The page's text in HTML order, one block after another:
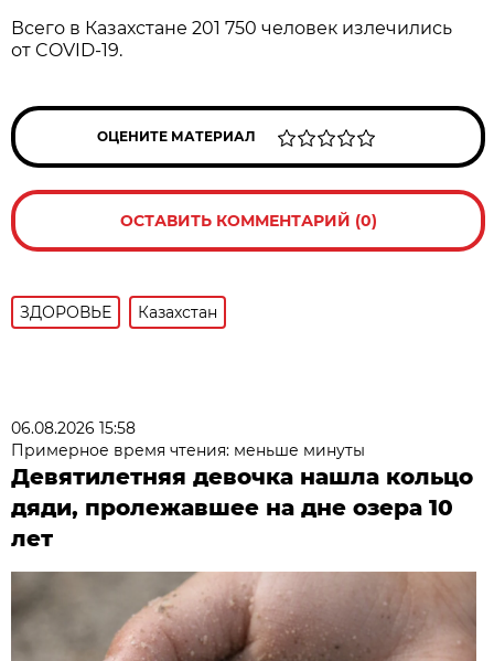
Всего в Казахстане 201 750 человек излечились
от COVID-19.
ОЦЕНИТЕ МАТЕРИАЛ
ОСТАВИТЬ КОММЕНТАРИЙ (0)
ЗДОРОВЬЕ Казахстан
06.08.2026 15:58
Примерное время чтения: меньше минуты
Девятилетняя девочка нашла кольцо
дяди, пролежавшее на дне озера 10
лет